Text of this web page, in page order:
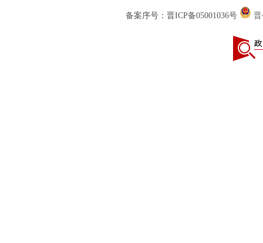
备案序号： 晋ICP备05001036号 晋